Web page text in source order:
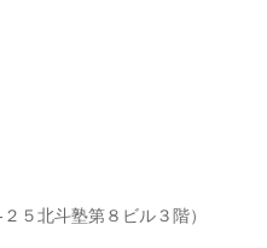
５北斗塾第８ビル３階）